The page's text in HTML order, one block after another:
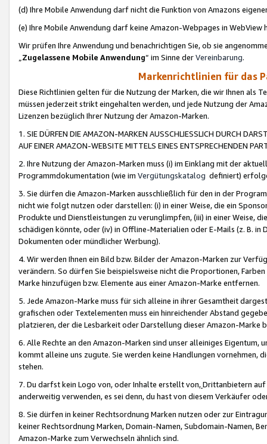
(d) Ihre Mobile Anwendung darf nicht die Funktion von Amazons
(e) Ihre Mobile Anwendung darf keine Amazon-Webpages in WebView
Wir prüfen Ihre Anwendung und benachrichtigen Sie, ob sie
„Zugelassene Mobile Anwendung“ im Sinne derVereinbarung.
Markenrichtlinien für das
Diese Richtlinien gelten für die Nutzung der Marken, die wir Ihnen als
müssen jederzeit strikt eingehalten werden, und jede Nutzung der
Lizenzen bezüglich Ihrer Nutzung der Amazon-Marken.
1. SIE DÜRFEN DIE AMAZON-MARKEN AUSSCHLIESSLICH DURCH
AUF EINER AMAZON-WEBSITE MITTELS EINES ENTSPRECHENDEN
2. Ihre Nutzung der Amazon-Marken muss (i) im Einklang mit der
Programmdokumentation (wie im Vergütungskatalog definiert)
3. Sie dürfen die Amazon-Marken ausschließlich für den in der
nicht wie folgt nutzen oder darstellen: (i) in einer Weise, die ein
Produkte und Dienstleistungen zu verunglimpfen, (iii) in einer Weise,
schädigen könnte, oder (iv) in Offline-Materialien oder E-Mails (z. B. in
Dokumenten oder mündlicher Werbung).
4. Wir werden Ihnen ein Bild bzw. Bilder der Amazon-Marken zur
verändern. So dürfen Sie beispielsweise nicht die Proportionen,
Marke hinzufügen bzw. Elemente aus einer Amazon-Marke entfernen.
5. Jede Amazon-Marke muss für sich alleine in ihrer Gesamtheit
grafischen oder Textelementen muss ein hinreichender Abstand
platzieren, der die Lesbarkeit oder Darstellung dieser Amazon-Marke
6. Alle Rechte an den Amazon-Marken sind unser alleiniges
kommt alleine uns zugute. Sie werden keine Handlungen vornehmen,
stehen.
7. Du darfst kein Logo von, oder Inhalte erstellt von,Drittanbietern auf
anderweitig verwenden, es sei denn, du hast von diesem Verkäufer
8. Sie dürfen in keiner Rechtsordnung Marken nutzen oder zur
keiner Rechtsordnung Marken, Domain-Namen, Subdomain-Namen,
Amazon-Marke zum Verwechseln ähnlich sind.